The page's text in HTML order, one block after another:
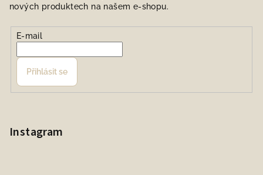
nových produktech na našem e-shopu.
E-mail
Přihlásit se
Instagram